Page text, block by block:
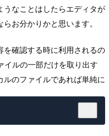
うなことはしたらエディタが
お分かりかと思います。
確認する時に利用されるの
イルの一部だけを取り出す
のファイルであれば単純に